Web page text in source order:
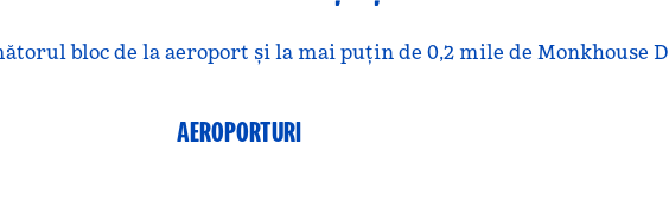
bloc de la aeroport și la mai puțin de 0,2 mile de Monkhouse
AEROPORTURI